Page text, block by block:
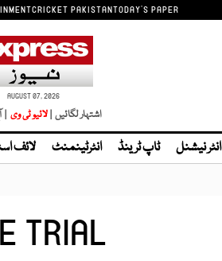
CRICKET PAKISTANTODAY'S PAPER
AUGUST 07, 2026
اشتہار لگائیں |لائیو ٹی وی |
انٹر نیشنل ٹاپ ٹرینڈ انٹرٹینمنٹ لائف
TRIAL